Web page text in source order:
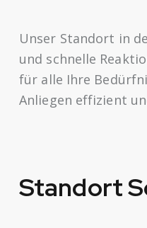
Unser Standort in
und schnelle
für alle Ihre
Anliegen effizient
Standort